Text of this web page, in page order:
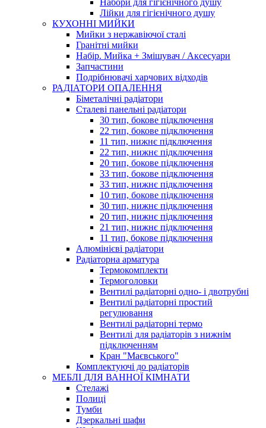
Набори для гігієнічного душу
Лійки для гігієнічного душу
КУХОННІ МИЙКИ
Мийки з нержавіючої сталі
Гранітні мийки
Набір. Мийка + Змішувач / Аксесуари
Запчастини
Подрібнювачі харчових відходів
РАДІАТОРИ ОПАЛЕННЯ
Біметалічні радіатори
Сталеві панельні радіатори
30 тип, бокове підключення
22 тип, бокове підключення
11 тип, нижнє підключення
22 тип, нижнє підключення
20 тип, бокове підключення
33 тип, бокове підключення
33 тип, нижнє підключення
10 тип, бокове підключення
30 тип, нижнє підключення
20 тип, нижнє підключення
21 тип, нижнє підключення
11 тип, бокове підключення
Алюмінієві радіатори
Радіаторна арматура
Термокомплекти
Термоголовки
Вентилі радіаторні одно- і двотрубні
Вентилі радіаторні простий
регулювання
Вентилі радіаторні термо
Вентилі для радіаторів з нижнім
підключенням
Кран "Маєвського"
Комплектуючі до радіаторів
МЕБЛІ ДЛЯ ВАННОЇ КІМНАТИ
Стелажі
Полиці
Тумби
Дзеркальні шафи